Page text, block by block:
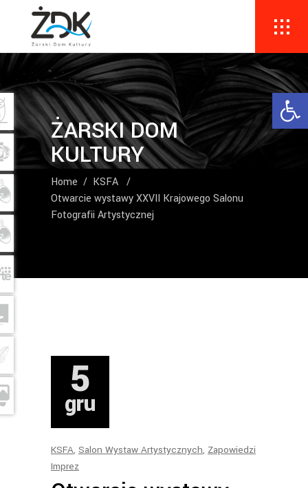
ŻARSKI DOM
KULTURY
Home / KSFA /
Otwarcie wystawy XXVII Krajowego Salonu
Fotografii Artystycznej
5
gru
KSFA, Salon Wystaw Artystycznych, Zapowiedzi
Imprez